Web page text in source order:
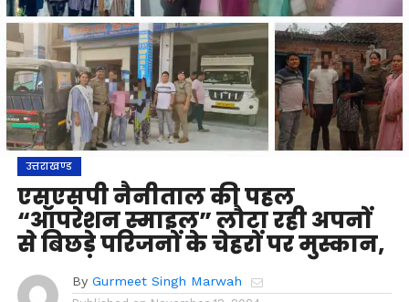
उत्तराखण्ड
एसएसपी नैनीताल की पहल
“ऑपरेशन स्माइल” लौटा रही अपनों
से बिछड़े परिजनों के चेहरों पर मुस्कान,
By Gurmeet Singh Marwah